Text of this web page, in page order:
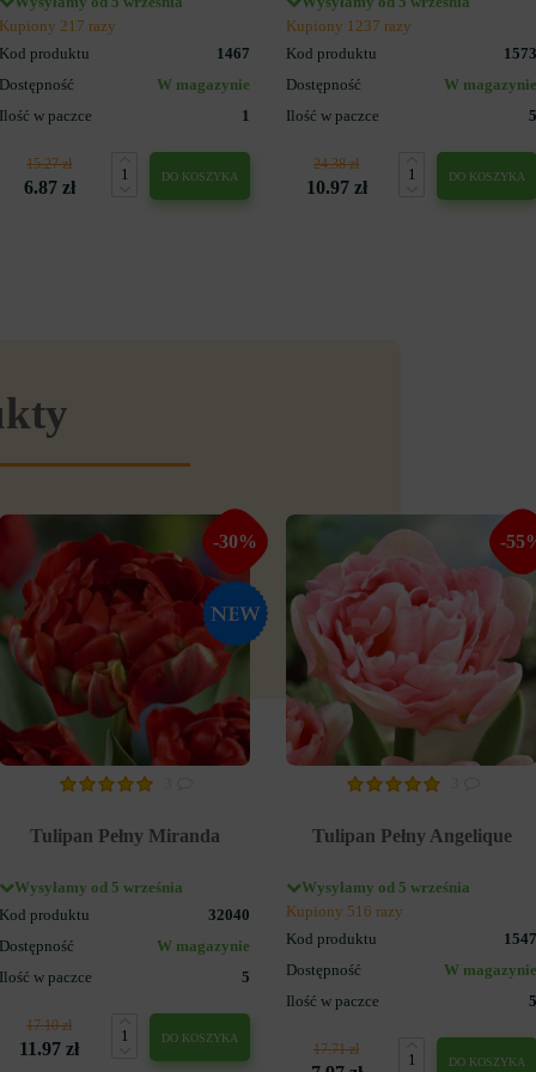
Kupiony 217 razy
Kod produktu
1467
Dostępność
W magazynie
Ilość w paczce
1
15.27 zł
6.87 zł
DO KOSZYKA
Kupiony 1237 razy
Kod produktu
1573
Dostępność
W magazynie
Ilość w paczce
5
24.38 zł
10.97 zł
DO KOSZYKA
-30%
Tulipan Pełny Miranda
Wysyłamy od 5 września
Kod produktu
32040
Dostępność
W magazynie
Ilość w paczce
5
17.10 zł
11.97 zł
DO KOSZYKA
-
Tulipan Pełny Angelique
Wysyłamy od 5 września
Kupiony 516 razy
Kod produktu
1547
Dostępność
W magazynie
Ilość w paczce
5
17.71 zł
DO KOSZYKA